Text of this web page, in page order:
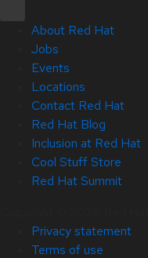
About Red Hat
Jobs
Events
Locations
Contact Red Hat
Red Hat Blog
Inclusion at Red Hat
Cool Stuff Store
Red Hat Summit
Privacy statement
Terms of use